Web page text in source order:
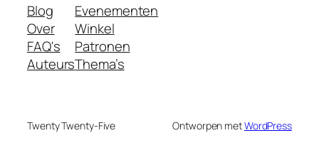
Blog
Over
FAQ's
Auteurs
Evenementen
Winkel
Patronen
Thema’s
Twenty Twenty-Five Ontworpen metWordPress